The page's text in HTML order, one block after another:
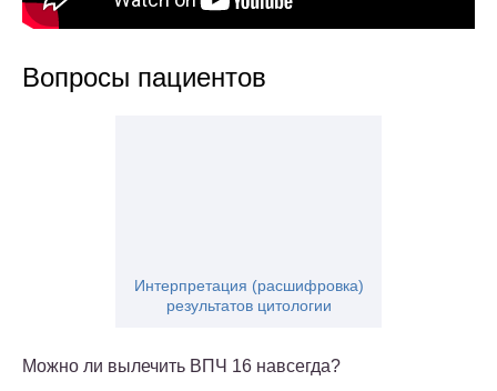
Вопросы пациентов
Интерпретация (расшифровка)
результатов цитологии
Можно ли вылечить ВПЧ 16 навсегда?